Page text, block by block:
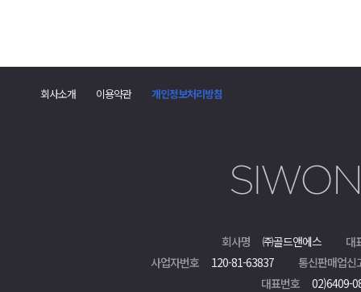
회사소개 이용약관 개인정보처리방침
회사명 ㈜골드앤에스
대
사업자번호
120-81-63837
통신판매업신
대표번호
02)6409-